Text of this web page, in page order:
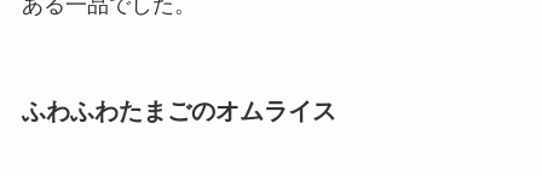
ある一品でした。
ふわふわたまごのオムライス